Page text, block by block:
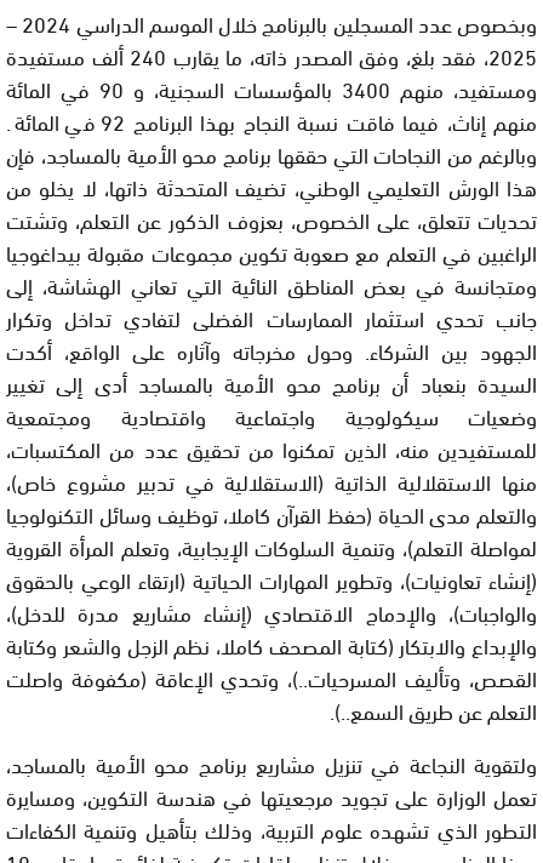
وبخصوص عدد المسجلين بالبرنامج خلال الموسم الدراسي 2024 –
2025، فقد بلغ، وفق المصدر ذاته، ما يقارب 240 ألف مستفيدة
ومستفيد، منهم 3400 بالمؤسسات السجنية، و 90 في المائة
منهم إناث، فيما فاقت نسبة النجاح بهذا البرنامج 92 في المائة.
وبالرغم من النجاحات التي حققها برنامج محو الأمية بالمساجد، فإن
هذا الورش التعليمي الوطني، تضيف المتحدثة ذاتها، لا يخلو من
تحديات تتعلق، على الخصوص، بعزوف الذكور عن التعلم، وتشتت
الراغبين في التعلم مع صعوبة تكوين مجموعات مقبولة بيداغوجيا
ومتجانسة في بعض المناطق النائية التي تعاني الهشاشة، إلى
جانب تحدي استثمار الممارسات الفضلى لتفادي تداخل وتكرار
الجهود بين الشركاء. وحول مخرجاته وآثاره على الواقع، أكدت
السيدة بنعباد أن برنامج محو الأمية بالمساجد أدى إلى تغيير
وضعيات سيكولوجية واجتماعية واقتصادية ومجتمعية
للمستفيدين منه، الذين تمكنوا من تحقيق عدد من المكتسبات،
منها الاستقلالية الذاتية (الاستقلالية في تدبير مشروع خاص)،
والتعلم مدى الحياة (حفظ القرآن كاملا، توظيف وسائل التكنولوجيا
لمواصلة التعلم)، وتنمية السلوكات الإيجابية، وتعلم المرأة القروية
(إنشاء تعاونيات)، وتطوير المهارات الحياتية (ارتقاء الوعي بالحقوق
والواجبات)، والإدماج الاقتصادي (إنشاء مشاريع مدرة للدخل)،
والإبداع والابتكار (كتابة المصحف كاملا، نظم الزجل والشعر وكتابة
القصص، وتأليف المسرحيات..)، وتحدي الإعاقة (مكفوفة واصلت
التعلم عن طريق السمع..).
ولتقوية النجاعة في تنزيل مشاريع برنامج محو الأمية بالمساجد،
تعمل الوزارة على تجويد مرجعيتها في هندسة التكوين، ومسايرة
التطور الذي تشهده علوم التربية، وذلك بتأهيل وتنمية الكفاءات